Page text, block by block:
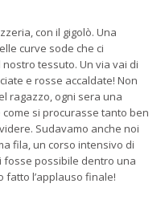
con il gigolò. Una
curve sode che ci
tessuto. Un via vai di
e rosse accaldate! Non
ragazzo, ogni sera una
si procurasse tanto ben
Sudavamo anche noi
fila, un corso intensivo di
possibile dentro una
fatto l’applauso finale!